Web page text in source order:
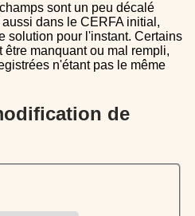
dans le CERFA initial,
solution pour l'instant. Certains
manquant ou mal rempli,
n'étant pas le même